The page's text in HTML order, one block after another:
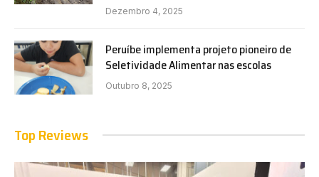
Dezembro 4, 2025
Peruíbe implementa projeto pioneiro de
Seletividade Alimentar nas escolas
Outubro 8, 2025
Top Reviews